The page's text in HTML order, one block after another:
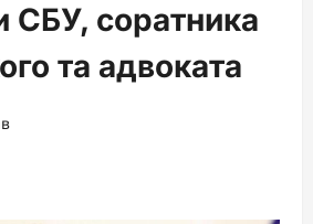
СБУ, соратника
та адвоката